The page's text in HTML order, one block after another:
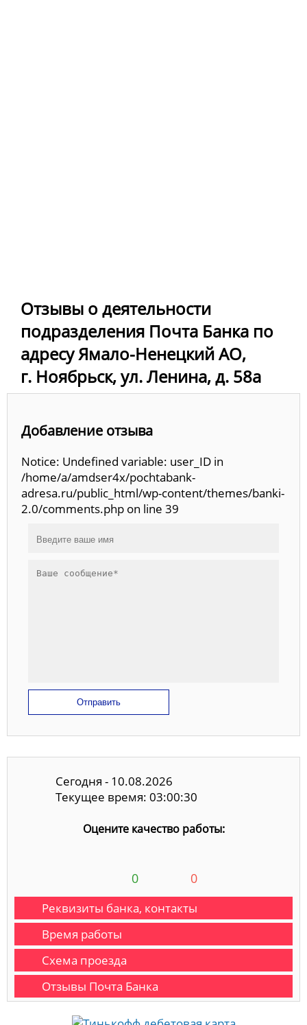
Отзывы о деятельности
подразделения Почта Банка по
адресу Ямало-Ненецкий АО,
г. Ноябрьск, ул. Ленина, д. 58а
Добавление отзыва
Notice: Undefined variable: user_ID in
/home/a/amdser4x/pochtabank-
adresa.ru/public_html/wp-content/themes/banki-
2.0/comments.php on line 39
Отправить
Сегодня - 10.08.2026
Текущее время: 03:00:31
Оцените качество работы:
0 0
Реквизиты банка, контакты
Время работы
Схема проезда
Отзывы Почта Банка